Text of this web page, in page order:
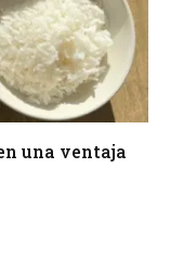
una ventaja